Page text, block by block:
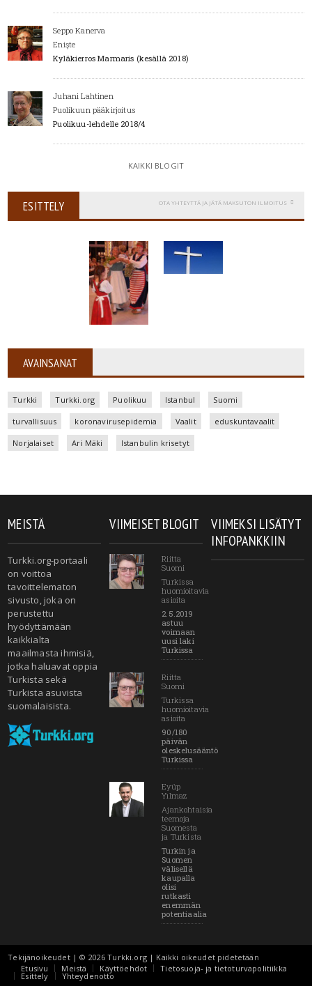
Seppo Kanerva
Enişte
Kyläkierros Marmaris (kesällä 2018)
Juhani Lahtinen
Puolikuun pääkirjoitus
Puolikuu-lehdelle 2018/4
KAIKKI BLOGIT
ESITTELY OTA YHTEYTTÄ JA JÄTÄ MAKSUTON ILMOITUS
AVAINSANAT
Turkki Turkki.org Puolikuu Istanbul Suomi
turvallisuus koronavirusepidemia Vaalit eduskuntavaalit
Norjalaiset Ari Mäki Istanbulin krisetyt
MEISTÄ
Turkki.org-portaali
on voittoa
tavoittelematon
sivusto, joka on
perustettu
hyödyttämään
kaikkialta
maailmasta ihmisiä,
jotka haluavat oppia
Turkista sekä
Turkista asuvista
suomalaisista.
VIIMEISET BLOGIT
Riitta
Suomi
Turkissa
huomioitavia
asioita
2.5.2019
astuu
voimaan
uusi laki
Turkissa
Riitta
Suomi
Turkissa
huomioitavia
asioita
90/180
päivän
oleskelusääntö
Turkissa
Eyüp
Yılmaz
Ajankohtaisia
teemoja
Suomesta
ja Turkista
Turkin ja
Suomen
välisellä
kaupalla
olisi
rutkasti
enemmän
potentiaalia
VIIMEKSI LISÄTYT
INFOPANKKIIN
Tekijänoikeudet | © 2026 Turkki.org | Kaikki oikeudet pidetetään
Etusivu
Meistä Käyttöehdot Tietosuoja- ja tietoturvapolitiikka
Esittely Yhteydenotto